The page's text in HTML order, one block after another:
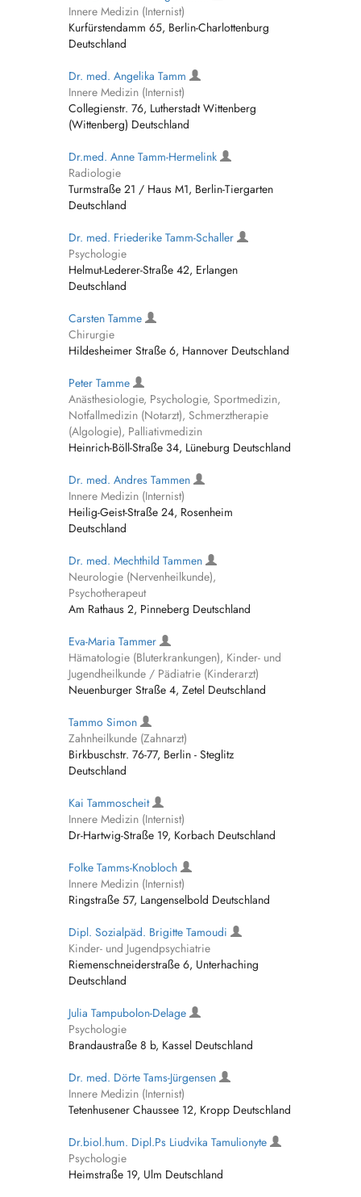
Innere Medizin (Internist)
Kurfürstendamm 65, Berlin-Charlottenburg
Deutschland
Dr. med. Angelika Tamm
Innere Medizin (Internist)
Collegienstr. 76, Lutherstadt Wittenberg
(Wittenberg) Deutschland
Dr.med. Anne Tamm-Hermelink
Radiologie
Turmstraße 21 / Haus M1, Berlin-Tiergarten
Deutschland
Dr. med. Friederike Tamm-Schaller
Psychologie
Helmut-Lederer-Straße 42, Erlangen
Deutschland
Carsten Tamme
Chirurgie
Hildesheimer Straße 6, Hannover Deutschland
Peter Tamme
Anästhesiologie, Psychologie, Sportmedizin,
Notfallmedizin (Notarzt), Schmerztherapie
(Algologie), Palliativmedizin
Heinrich-Böll-Straße 34, Lüneburg Deutschland
Dr. med. Andres Tammen
Innere Medizin (Internist)
Heilig-Geist-Straße 24, Rosenheim
Deutschland
Dr. med. Mechthild Tammen
Neurologie (Nervenheilkunde),
Psychotherapeut
Am Rathaus 2, Pinneberg Deutschland
Eva-Maria Tammer
Hämatologie (Bluterkrankungen), Kinder- und
Jugendheilkunde / Pädiatrie (Kinderarzt)
Neuenburger Straße 4, Zetel Deutschland
Tammo Simon
Zahnheilkunde (Zahnarzt)
Birkbuschstr. 76-77, Berlin - Steglitz
Deutschland
Kai Tammoscheit
Innere Medizin (Internist)
Dr-Hartwig-Straße 19, Korbach Deutschland
Folke Tamms-Knobloch
Innere Medizin (Internist)
Ringstraße 57, Langenselbold Deutschland
Dipl. Sozialpäd. Brigitte Tamoudi
Kinder- und Jugendpsychiatrie
Riemenschneiderstraße 6, Unterhaching
Deutschland
Julia Tampubolon-Delage
Psychologie
Brandaustraße 8 b, Kassel Deutschland
Dr. med. Dörte Tams-Jürgensen
Innere Medizin (Internist)
Tetenhusener Chaussee 12, Kropp Deutschland
Dr.biol.hum. Dipl.Ps Liudvika Tamulionyte
Psychologie
Heimstraße 19, Ulm Deutschland